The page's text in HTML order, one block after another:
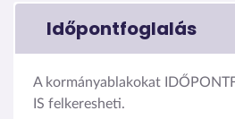
Időpontfoglalás
A kormányablakokat
IS felkeresheti.